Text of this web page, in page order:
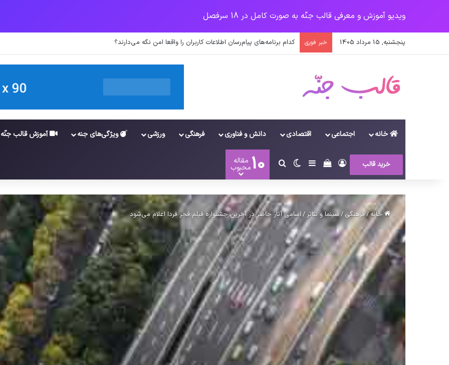
ویدیو آموزش و معرفی قالب جنّه به صورت کامل در 18 سرفصل
پنجشنبه, 15 مرداد 1405 خبر فوری نخستین وسیله کاملا خودران نقلیه اپل
خانه اجتماعی اقتصادی دانش و فناوری فرهنگی ورزشی ویژگی‌های جنه آموزش قالب جنّه
خرید قالب وروددیدن سبد خرید
سایدبارتغییر پوسته
جستجو برای
10 مقاله
محبوب
خانه/فرهنگی /سینما و تئاتر/ اسامی آثار حاضر در آخرین جشنواره فیلم فجر فردا اعلام می‌شود